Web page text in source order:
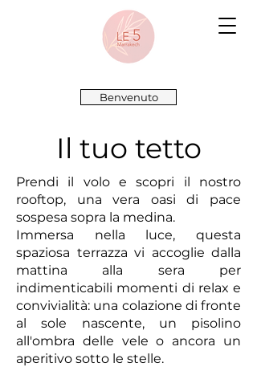
Benvenuto
Il tuo tetto
Prendi il volo e scopri il nostro
rooftop, una vera oasi di pace
sospesa sopra la medina.
Immersa nella luce, questa
spaziosa terrazza vi accoglie dalla
mattina alla sera per
indimenticabili momenti di relax e
convivialità: una colazione di fronte
al sole nascente, un pisolino
all'ombra delle vele o ancora un
aperitivo sotto le stelle.